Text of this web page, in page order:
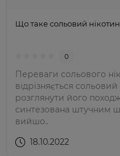
Що таке сольовий
0
Переваги сольового
відрізняється
розглянути його
синтезована штучним
вийшо..
18.10.2022